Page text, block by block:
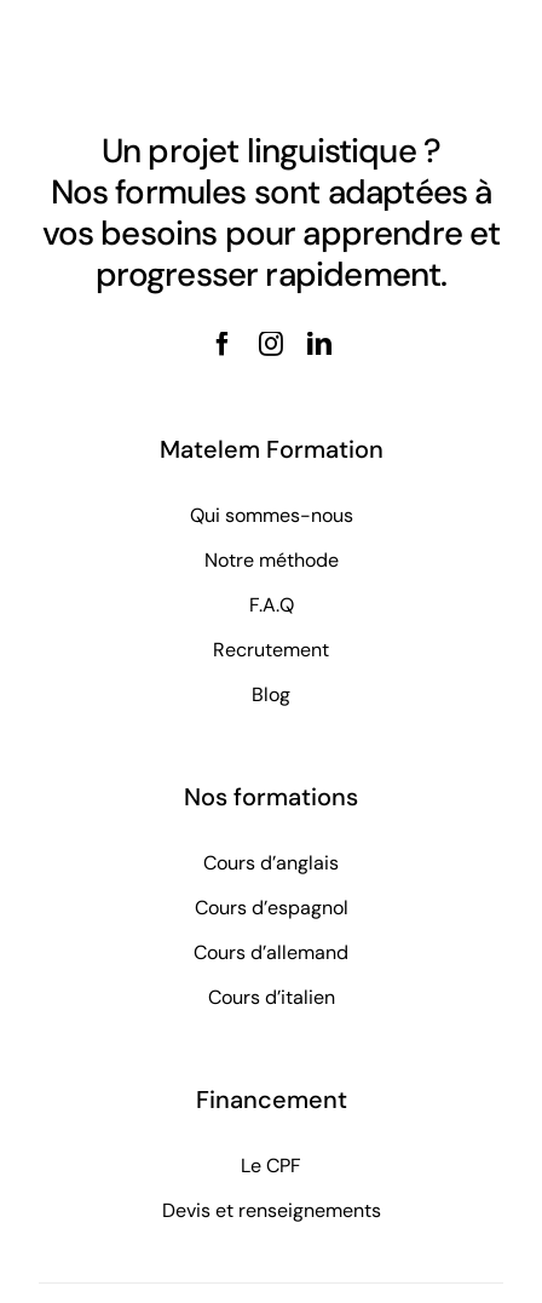
Un projet linguistique ?
Nos formules sont adaptées à
vos besoins pour apprendre et
progresser rapidement.
Matelem Formation
Qui sommes-nous
Notre méthode
F.A.Q
Recrutement
Blog
Nos formations
Cours d’anglais
Cours d’espagnol
Cours d’allemand
Cours d’italien
Financement
Le CPF
Devis et renseignements